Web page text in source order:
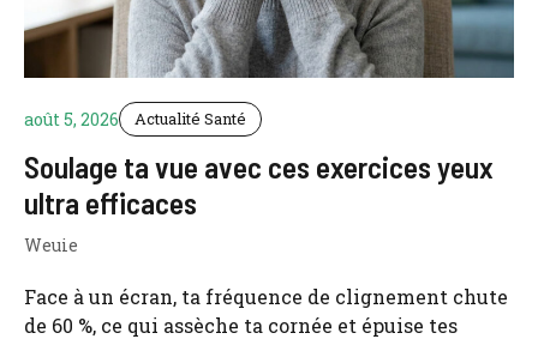
août 5, 2026 Actualité Santé
Soulage ta vue avec ces exercices yeux
ultra efficaces
Weuie
Face à un écran, ta fréquence de clignement chute
de 60 %, ce qui assèche ta cornée et épuise tes